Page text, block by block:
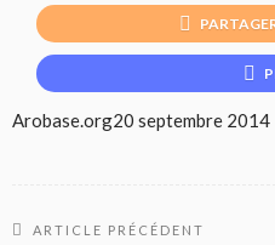
Arobase.org20 septembre 2014
ARTICLE PRÉCÉDENT